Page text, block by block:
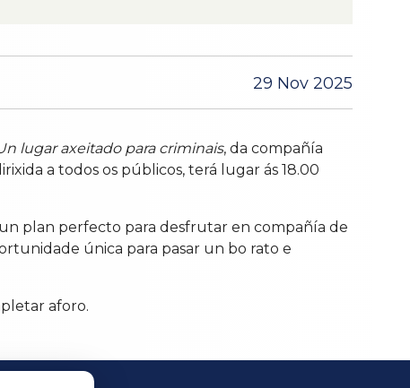
29 Nov 2025
lugar axeitado para criminais, da compañía
a todos os públicos, terá lugar ás 18.00
plan perfecto para desfrutar en compañía de
única para pasar un bo rato e
aforo.